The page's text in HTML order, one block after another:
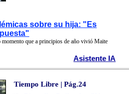
sobre su hija: "Es
momento que a principios de año vivió Maite
Asistente IA
Tiempo Libre | Pág.24